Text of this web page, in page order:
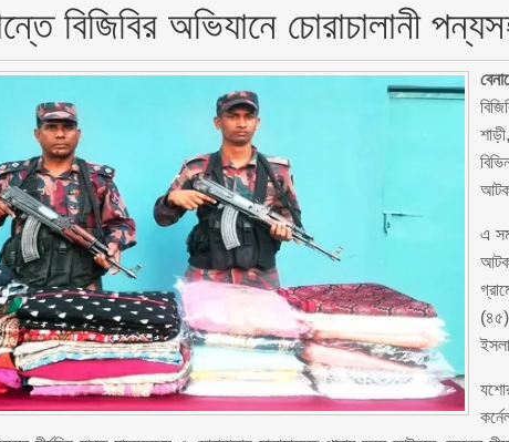
বিজিবির অভিযানে চোরাচালানী
এ
(৪৫)